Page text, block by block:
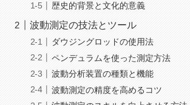
歴史的背景と文化的意義
波動測定の技法とツール
ダウジングロッドの使用法
ペンデュラムを使った測定方法
波動分析装置の種類と機能
波動測定の精度を高めるコツ